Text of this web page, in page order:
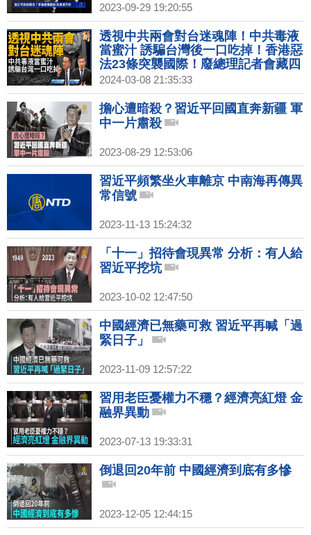
2023-09-29 19:20:55
透視中共兩會對台迷魂陣！中共毒液
當蜜汁 誘騙台灣後一口吃掉！香港惡
法23條突襲國際！廢總理記者會藏四
個邊緣化！獨解中共GDP政治學！川
拜將再交鋒！｜宋國誠｜桑普｜新聞
大破解 【2024年3月8日】
2024-03-08 21:35:33
擔心遭暗殺？習近平回國直奔新疆 軍
中一片肅殺
2023-08-29 12:53:06
習近平頻繁坐火車離京 中南海再傳異
常信號
2023-11-13 15:24:32
「十一」招待會現異常 分析：有人給
習近平挖坑
2023-10-02 12:47:50
中國經濟已無藥可救 習近平再喊「過
緊日子」
2023-11-09 12:57:22
習用老臣憂權力不穩？經濟亮紅燈 金
融界異動
2023-07-13 19:33:31
倒退回20年前 中國經濟到底有多慘
2023-12-05 12:44:15